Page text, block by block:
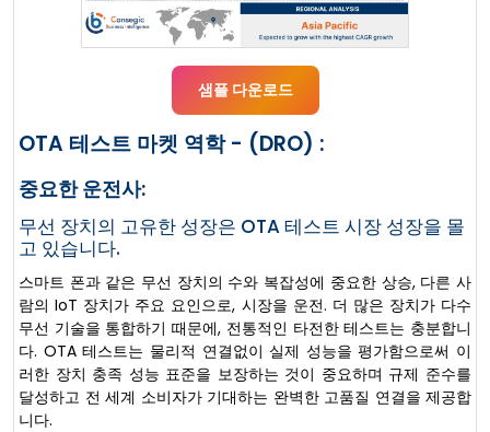
샘플 다운로드
OTA 테스트 마켓 역학 - (DRO) :
중요한 운전사:
무선 장치의 고유한 성장은 OTA 테스트 시장 성장을 몰
고 있습니다.
스마트 폰과 같은 무선 장치의 수와 복잡성에 중요한 상승, 다른 사
람의 IoT 장치가 주요 요인으로, 시장을 운전. 더 많은 장치가 다수
무선 기술을 통합하기 때문에, 전통적인 타전한 테스트는 충분합니
다. OTA 테스트는 물리적 연결없이 실제 성능을 평가함으로써 이
러한 장치 충족 성능 표준을 보장하는 것이 중요하며 규제 준수를
달성하고 전 세계 소비자가 기대하는 완벽한 고품질 연결을 제공합
니다.